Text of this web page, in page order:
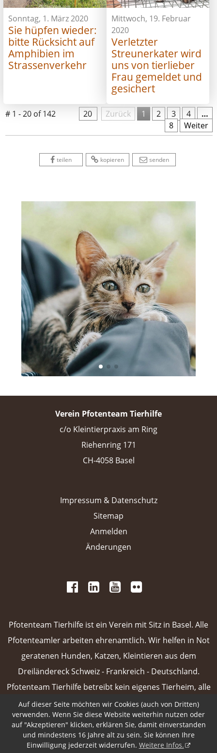
Sonntag, 1. März 2020
Sie hüpfen wieder:
bitte Rücksicht auf
Amphibien im
Strassenverkehr
Mittwoch, 19. Februar
2020
Verletzter
Streunerkater wird
uns von tierlieber
Frau gemeldet und
gesichert
# 1 - 20 of 142 20 Zurück 1 2 3 4
…
8
Weiter
teilen kopieren senden
Verein Pfotenteam Tierhilfe
c/o Kleintierpraxis am Ring
Riehenring 171
CH-4058 Basel
Impressum & Datenschutz
Sitemap
Anmelden
Änderungen
Pfotenteam Tierhilfe ist ein Verein mit Sitz in Basel. Alle
Pfotenteamler arbeiten ehrenamtlich. Wir helfen in Not
geratenen Hunden, Katzen, Kleintieren aus dem
Dreiländereck Schweiz - Frankreich - Deutschland.
Pfotenteam Tierhilfe betreibt kein eigenes Tierheim, alle
unsere Vermittlungstiere sind in Pflegefamilien oder
Tierpensionen untergebracht.Weiterlesen
Auf dieser Seite möchten wir Cookies (auch von Dritten)
verwenden. Wenn Sie diese Website weiterhin nutzen oder
auf "Akzeptieren" klicken, erklären Sie, damit einverstanden
und mindestens 16 Jahre alt zu sein. Sie können Ihre
Einwilligung jederzeit widerrufen. Weitere Infos.